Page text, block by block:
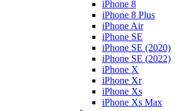
iPhone 8
iPhone 8 Plus
iPhone Air
iPhone SE
iPhone SE (2020)
iPhone SE (2022)
iPhone X
iPhone Xr
iPhone Xs
iPhone Xs Max